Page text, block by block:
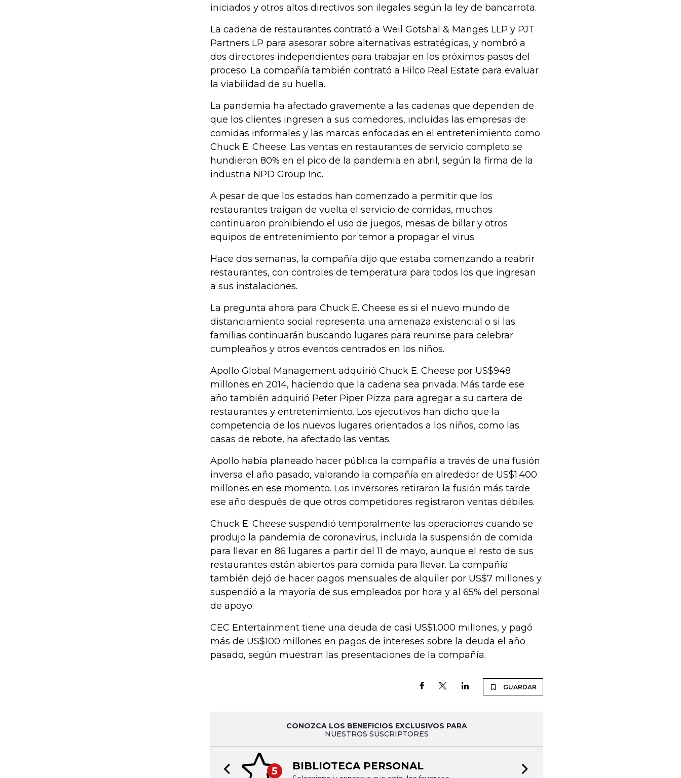
iniciados y otros altos directivos son ilegales según la ley de bancarrota.
La cadena de restaurantes contrató a Weil Gotshal & Manges LLP y PJT
Partners LP para asesorar sobre alternativas estratégicas, y nombró a
dos directores independientes para trabajar en los próximos pasos del
proceso. La compañía también contrató a Hilco Real Estate para evaluar
la viabilidad de su huella.
La pandemia ha afectado gravemente a las cadenas que dependen de
que los clientes ingresen a sus comedores, incluidas las empresas de
comidas informales y las marcas enfocadas en el entretenimiento como
Chuck E. Cheese. Las ventas en restaurantes de servicio completo se
hundieron 80% en el pico de la pandemia en abril, según la firma de la
industria NPD Group Inc.
A pesar de que los estados han comenzado a permitir que los
restaurantes traigan de vuelta el servicio de comidas, muchos
continuaron prohibiendo el uso de juegos, mesas de billar y otros
equipos de entretenimiento por temor a propagar el virus.
Hace dos semanas, la compañía dijo que estaba comenzando a reabrir
restaurantes, con controles de temperatura para todos los que ingresan
a sus instalaciones.
La pregunta ahora para Chuck E. Cheese es si el nuevo mundo de
distanciamiento social representa una amenaza existencial o si las
familias continuarán buscando lugares para reunirse para celebrar
cumpleaños y otros eventos centrados en los niños.
Apollo Global Management adquirió Chuck E. Cheese por US$948
millones en 2014, haciendo que la cadena sea privada. Más tarde ese
año también adquirió Peter Piper Pizza para agregar a su cartera de
restaurantes y entretenimiento. Los ejecutivos han dicho que la
competencia de los nuevos lugares orientados a los niños, como las
casas de rebote, ha afectado las ventas.
Apollo había planeado hacer pública la compañía a través de una fusión
inversa el año pasado, valorando la compañía en alrededor de US$1.400
millones en ese momento. Los inversores retiraron la fusión más tarde
ese año después de que otros competidores registraron ventas débiles.
Chuck E. Cheese suspendió temporalmente las operaciones cuando se
produjo la pandemia de coronavirus, incluida la suspensión de comida
para llevar en 86 lugares a partir del 11 de mayo, aunque el resto de sus
restaurantes están abiertos para comida para llevar. La compañía
también dejó de hacer pagos mensuales de alquiler por US$7 millones y
suspendió a la mayoría de sus empleados por hora y al 65% del personal
de apoyo.
CEC Entertainment tiene una deuda de casi US$1.000 millones, y pagó
más de US$100 millones en pagos de intereses sobre la deuda el año
pasado, según muestran las presentaciones de la compañía.
GUARDAR
CONOZCA LOS BENEFICIOS EXCLUSIVOS PARA
NUESTROS SUSCRIPTORES
5 BIBLIOTECA PERSONAL
Previous slide